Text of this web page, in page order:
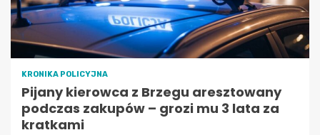
KRONIKA POLICYJNA
Pijany kierowca z Brzegu aresztowany
podczas zakupów – grozi mu 3 lata za
kratkami